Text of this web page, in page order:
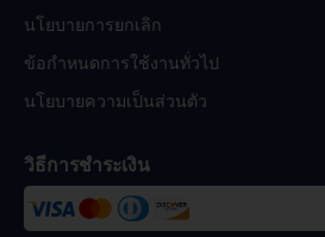
นโยบายการยกเลิก
ข้อกำหนดการใช้งานทั่วไป
นโยบายความเป็นส่วนตัว
วิธีการชำระเงิน